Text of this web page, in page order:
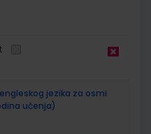
jezika za osmi
učenja)